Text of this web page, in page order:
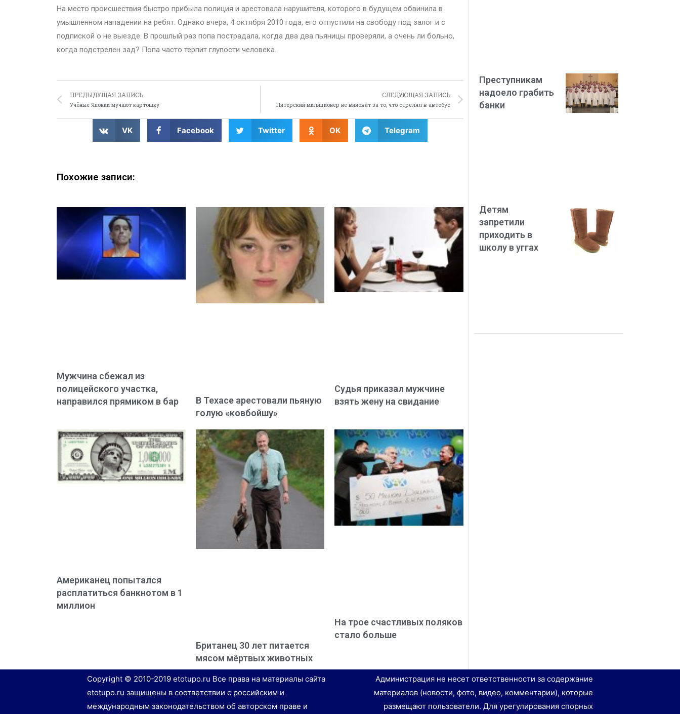
На место происшествия быстро прибыла полиция и арестовала нарушителя, которого в будущем обвинила в
умышленном нападении на ребят. Однако вчера, 4 октября 2010 года, его отпустили на свободу под залог и с
подпиской о не выезде. В прошлый раз попа пострадала, когда два два пьяницы проверяли, а очень ли больно,
когда подстрелен зад? Попа часто терпит глупости человека.
ПРЕДЫДУЩАЯ ЗАПИСЬ
Учёные Японии мучают картошку
СЛЕДУЮЩАЯ ЗАПИСЬ
Питерский милиционер не виноват за то, что стрелял в автобус
VK Facebook Twitter OK Telegram
Похожие записи:
Мужчина сбежал из
полицейского участка,
направился прямиком в бар
В Техасе арестовали пьяную
голую «ковбойшу»
Судья приказал мужчине
взять жену на свидание
Американец попытался
расплатиться банкнотом в 1
миллион
Британец 30 лет питается
мясом мёртвых животных
На трое счастливых поляков
стало больше
Преступникам
надоело грабить
банки
Детям
запретили
приходить в
школу в уггах
Copyright © 2010-2019 etotupo.ru Все права на материалы сайта
etotupo.ru защищены в соответствии с российским и
международным законодательством об авторском праве и
Администрация не несет ответственности за содержание
материалов (новости, фото, видео, комментарии), которые
размещают пользователи. Для урегулирования спорных